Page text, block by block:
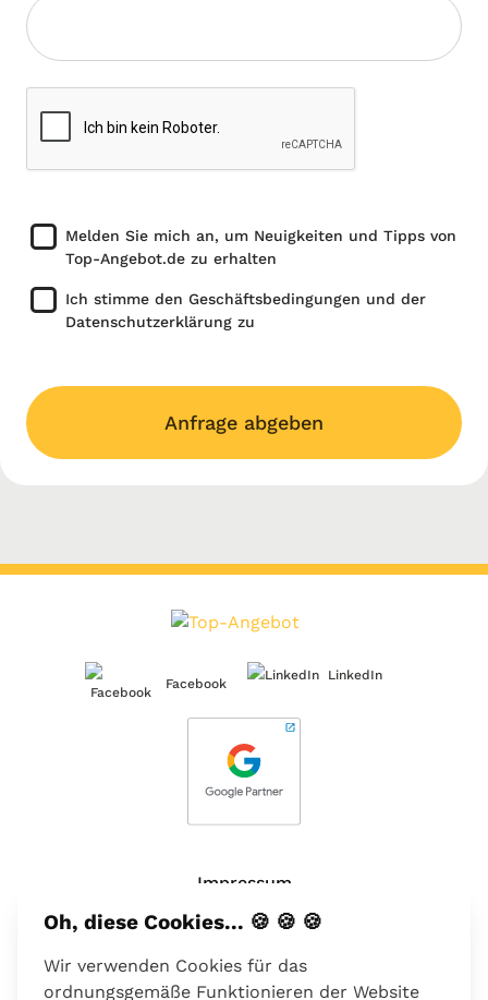
Melden Sie mich an, um Neuigkeiten und Tipps von
Top-Angebot.de zu erhalten
Ich stimme den Geschäftsbedingungen und der
Datenschutzerklärung zu
Anfrage abgeben
Facebook
LinkedIn
Impressum
Über uns
Kontakt
Oh, diese Cookies... 🍪 🍪 🍪
Wir verwenden Cookies für das
ordnungsgemäße Funktionieren der Website